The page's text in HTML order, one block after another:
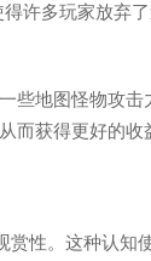
许多玩家放弃
些地图怪物攻
而获得更好的收
赏性。这种认知